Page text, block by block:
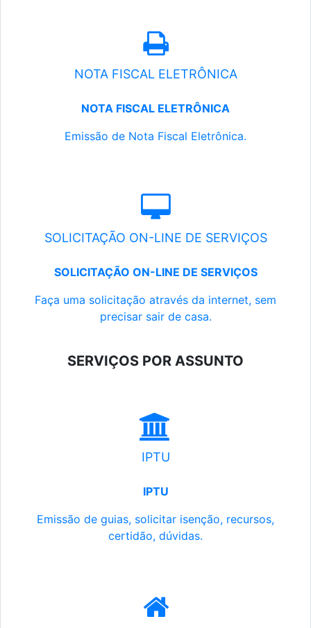
NOTA FISCAL ELETRÔNICA
NOTA FISCAL ELETRÔNICA
Emissão de Nota Fiscal Eletrônica.
SOLICITAÇÃO ON-LINE DE SERVIÇOS
SOLICITAÇÃO ON-LINE DE SERVIÇOS
Faça uma solicitação através da internet, sem
precisar sair de casa.
SERVIÇOS POR ASSUNTO
IPTU
IPTU
Emissão de guias, solicitar isenção, recursos,
certidão, dúvidas.